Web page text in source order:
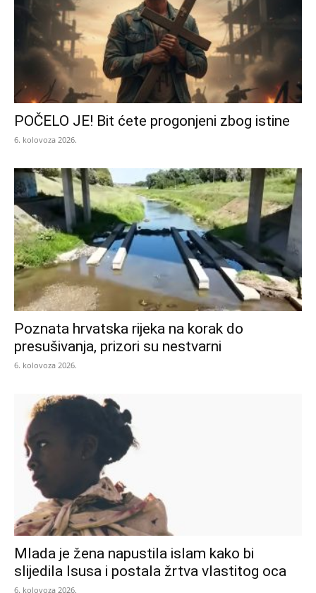
POČELO JE! Bit ćete progonjeni zbog istine
6. kolovoza 2026.
Poznata hrvatska rijeka na korak do
presušivanja, prizori su nestvarni
6. kolovoza 2026.
Mlada je žena napustila islam kako bi
slijedila Isusa i postala žrtva vlastitog oca
6. kolovoza 2026.